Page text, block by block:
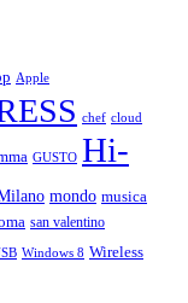
Apple
chef cloud
GUSTO Hi-
mondo musica
san valentino
Windows 8 Wireless